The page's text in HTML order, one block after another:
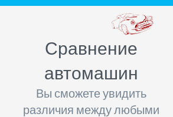
Сравнение
автомашин
Вы сможете увидить
различия между любыми